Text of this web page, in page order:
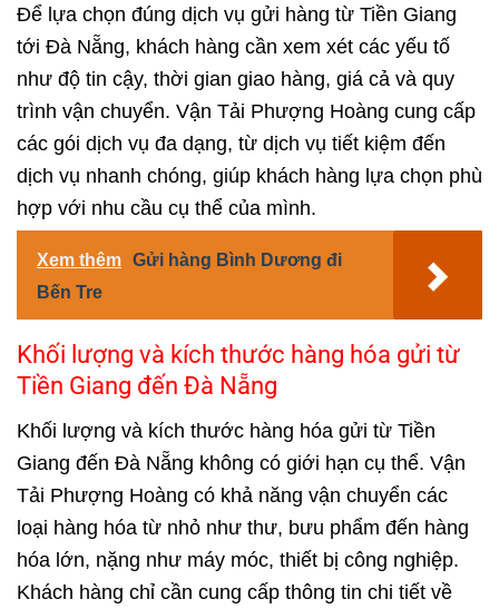
Để lựa chọn đúng dịch vụ gửi hàng từ Tiền Giang
tới Đà Nẵng, khách hàng cần xem xét các yếu tố
như độ tin cậy, thời gian giao hàng, giá cả và quy
trình vận chuyển. Vận Tải Phượng Hoàng cung cấp
các gói dịch vụ đa dạng, từ dịch vụ tiết kiệm đến
dịch vụ nhanh chóng, giúp khách hàng lựa chọn phù
hợp với nhu cầu cụ thể của mình.
Xem thêm Gửi hàng Bình Dương đi
Bến Tre
Khối lượng và kích thước hàng hóa gửi từ
Tiền Giang đến Đà Nẵng
Khối lượng và kích thước hàng hóa gửi từ Tiền
Giang đến Đà Nẵng không có giới hạn cụ thể. Vận
Tải Phượng Hoàng có khả năng vận chuyển các
loại hàng hóa từ nhỏ như thư, bưu phẩm đến hàng
hóa lớn, nặng như máy móc, thiết bị công nghiệp.
Khách hàng chỉ cần cung cấp thông tin chi tiết về